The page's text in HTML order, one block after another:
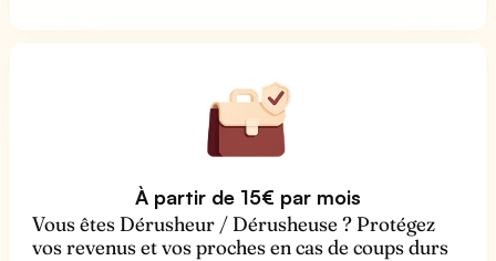
À partir de 15€ par mois
Vous êtes Dérusheur / Dérusheuse ? Protégez
vos revenus et vos proches en cas de coups durs